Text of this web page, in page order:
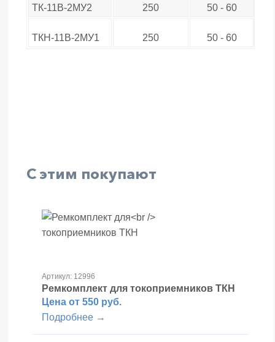
ТК-11В-2МУ2 250 50 - 60
ТКН-11В-2МУ1 250 50 - 60
С этим покупают
Артикул: 12996
Ремкомплект для токоприемников ТКН
Цена от 550 руб.
Подробнее →